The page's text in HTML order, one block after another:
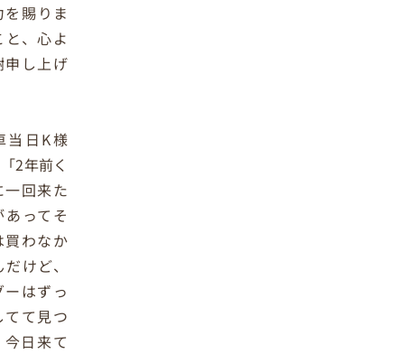
を賜りま
と、心よ
申し上げ
当日K様
2年前く
一回来た
あってそ
買わなか
けど、
ーはずっ
てて見つ
今日来て